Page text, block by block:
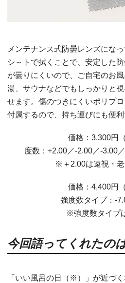
メンテナンス式防曇レンズにな
シ～トで拭くことで、安定した
が曇りにくいので、ご自宅のお
湯、サウナなどでもしっかりと
せます。傷のつきにくいポリプ
付属するので、持ち運びにも便利
価格：3,300円
度数：+2.00／-2.00／-3.00
※＋2.00は遠視・
価格：4,400円
強度数タイプ：-
※強度数タイプ
今回語ってくれたの
「いい風呂の日（※）」が近づ